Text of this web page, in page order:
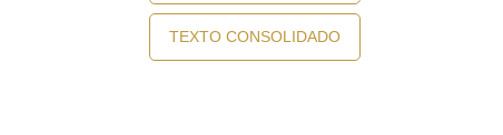
TEXTO CONSOLIDADO